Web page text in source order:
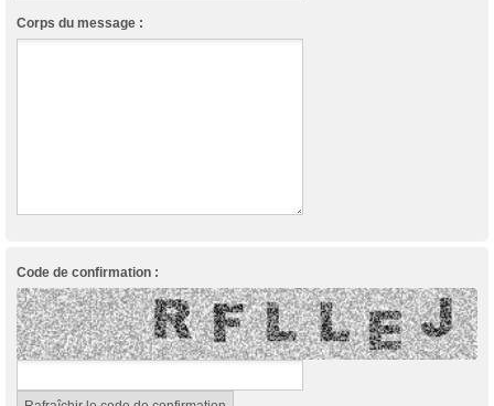
Corps du message :
Code de confirmation :